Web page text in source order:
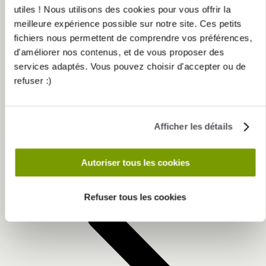
utiles ! Nous utilisons des cookies pour vous offrir la
meilleure expérience possible sur notre site. Ces petits
fichiers nous permettent de comprendre vos préférences,
d'améliorer nos contenus, et de vous proposer des
services adaptés. Vous pouvez choisir d'accepter ou de
refuser :)
Afficher les détails
Autoriser tous les cookies
Refuser tous les cookies